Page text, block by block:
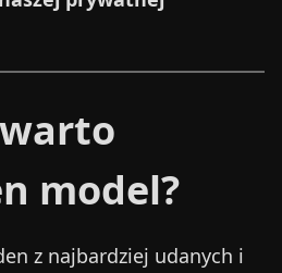
model?
z najbardziej udanych i